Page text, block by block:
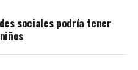
sociales podría tener